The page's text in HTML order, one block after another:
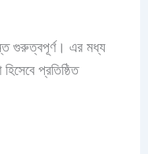
গুরুত্বপূর্ণ। এর মধ্য
প্রতিষ্ঠিত